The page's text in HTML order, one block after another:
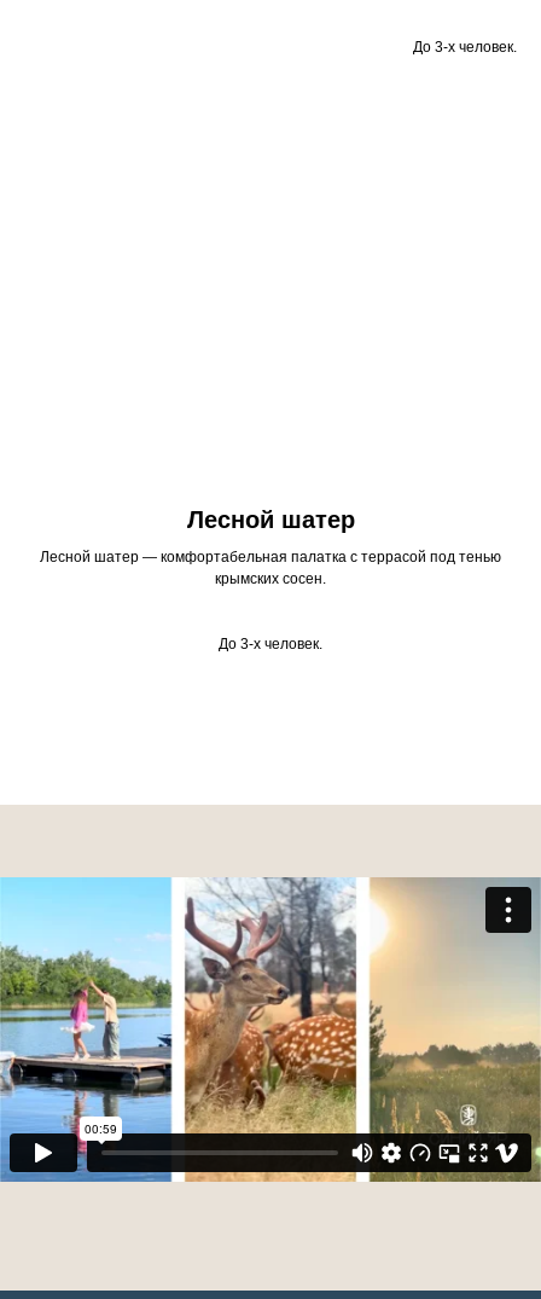
До 3-х человек.
Лесной шатер
Лесной шатер — комфортабельная палатка с террасой под тенью
крымских сосен.
До 3-х человек.